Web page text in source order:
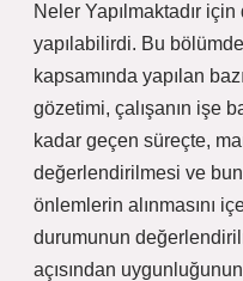
Neler Yapılmaktadır
yapılabilirdi. Bu
kapsamında yapılan
gözetimi, çalışanın işe
kadar geçen süreçte,
değerlendirilmesi ve
önlemlerin alınmasını
durumunun
açısından